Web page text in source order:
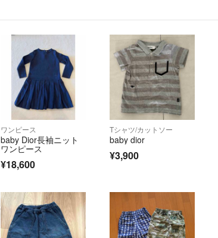
ワンピース
baby Dior長袖ニット
ワンピース
¥18,600
Tシャツ/カットソー
baby dior
¥3,900